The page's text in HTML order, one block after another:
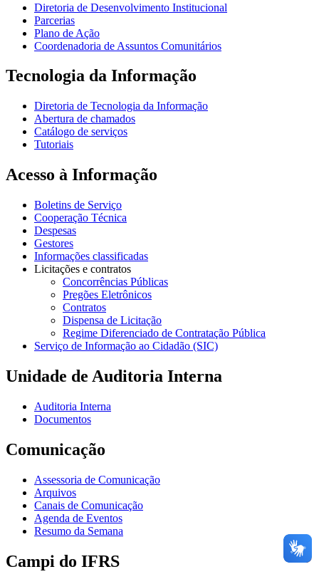
Diretoria de Desenvolvimento Institucional
Parcerias
Plano de Ação
Coordenadoria de Assuntos Comunitários
Tecnologia da Informação
Diretoria de Tecnologia da Informação
Abertura de chamados
Catálogo de serviços
Tutoriais
Acesso à Informação
Boletins de Serviço
Cooperação Técnica
Despesas
Gestores
Informações classificadas
Licitações e contratos
Concorrências Públicas
Pregões Eletrônicos
Contratos
Dispensa de Licitação
Regime Diferenciado de Contratação Pública
Serviço de Informação ao Cidadão (SIC)
Unidade de Auditoria Interna
Auditoria Interna
Documentos
Comunicação
Assessoria de Comunicação
Arquivos
Canais de Comunicação
Agenda de Eventos
Resumo da Semana
Campi do IFRS